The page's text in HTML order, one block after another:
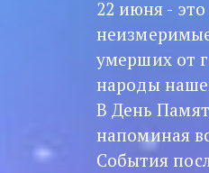
22 июня -
умерших от
народы
В День
напоминая
События